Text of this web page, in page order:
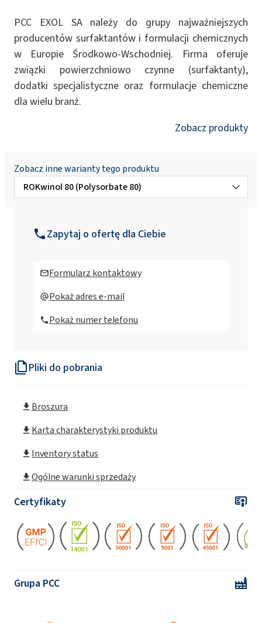
Pliki do pobrania
Broszura
Karta charakterystyki produktu
Inventory status
Ogólne warunki sprzedaży
Certyfikaty
Grupa PCC
PCC EXOL SA należy do grupy najważniejszych
producentów surfaktantów i formulacji chemicznych
w Europie Środkowo-Wschodniej. Firma oferuje
związki powierzchniowo czynne (surfaktanty),
dodatki specjalistyczne oraz formulacje chemiczne
dla wielu branż.
Zobacz produkty
Zobacz inne warianty tego produktu
ROKwinol 80 (Polysorbate 80)
Zapytaj o ofertę dla Ciebie
Formularz kontaktowy
Pokaż adres e-mail
Pokaż numer telefonu